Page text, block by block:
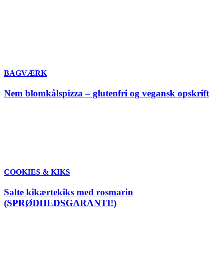
BAGVÆRK
Nem blomkålspizza – glutenfri og vegansk opskrift
COOKIES & KIKS
Salte kikærtekiks med rosmarin
(SPRØDHEDSGARANTI!)